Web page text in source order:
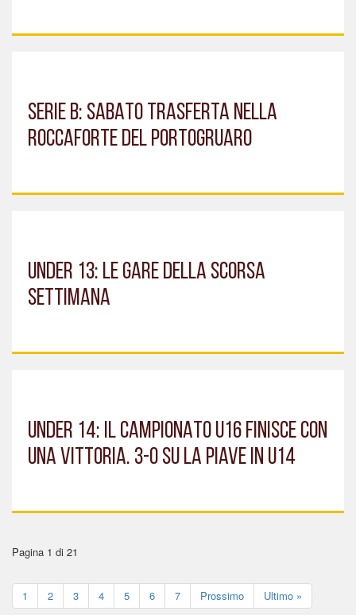
SERIE B: SABATO TRASFERTA NELLA
ROCCAFORTE DEL PORTOGRUARO
UNDER 13: LE GARE DELLA SCORSA
SETTIMANA
UNDER 14: IL CAMPIONATO U16 FINISCE CON
UNA VITTORIA. 3-0 SU LA PIAVE IN U14
Pagina 1 di 21
1 2 3 4 5 6 7 Prossimo Ultimo »